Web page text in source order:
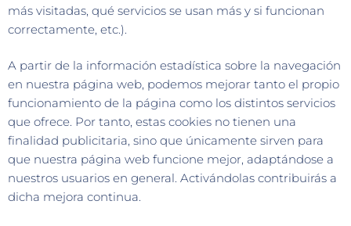
más visitadas, qué servicios se usan más y si funcionan
correctamente, etc.).
A partir de la información estadística sobre la navegación
en nuestra página web, podemos mejorar tanto el propio
funcionamiento de la página como los distintos servicios
que ofrece. Por tanto, estas cookies no tienen una
finalidad publicitaria, sino que únicamente sirven para
que nuestra página web funcione mejor, adaptándose a
nuestros usuarios en general. Activándolas contribuirás a
dicha mejora continua.